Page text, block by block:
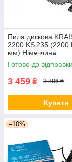
Пила дискова
2200 KS 235 (2200
мм) Німеччина
Готово до відправки
3 459 ₴ 3 886 ₴
Купити
–10%